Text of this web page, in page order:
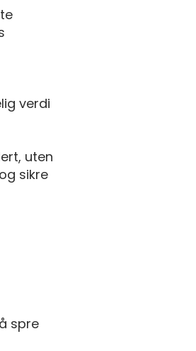
verdi
uten
sikre
spre